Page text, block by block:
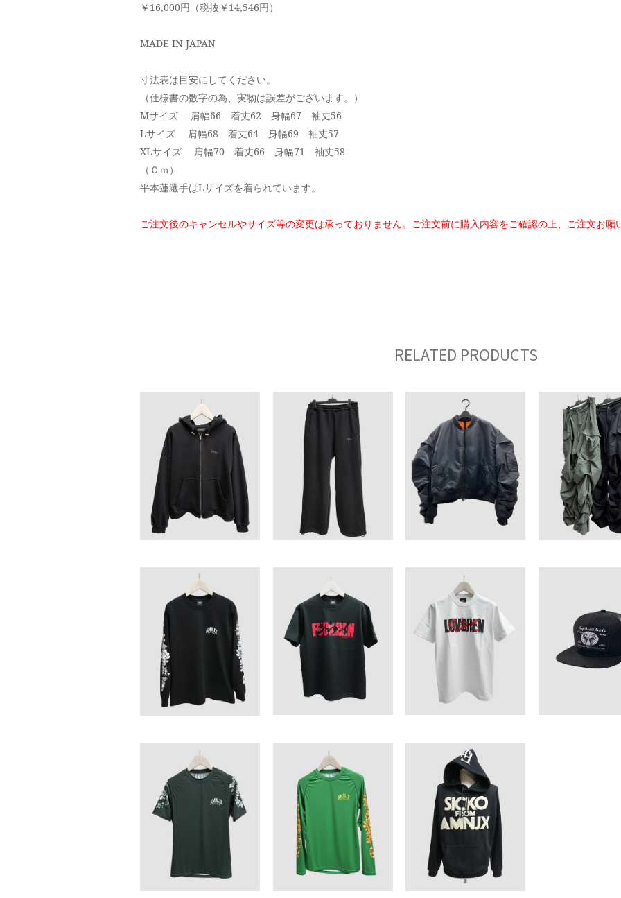
￥16,000円（税抜￥14,546円）
MADE IN JAPAN
寸法表は目安にしてください。
（仕様書の数字の為、実物は誤差がございます。）
Mサイズ 肩幅66 着丈62 身幅67 袖丈56
Lサイズ 肩幅68 着丈64 身幅69 袖丈57
XLサイズ 肩幅70 着丈66 身幅71 袖丈58
（Ｃｍ）
平本蓮選手はLサイズを着られています。
ご注文後のキャンセルやサイズ等の変更は承っておりません。 ご注文前に購入内容をご確認の上、ご注文お願
RELATED PRODUCTS